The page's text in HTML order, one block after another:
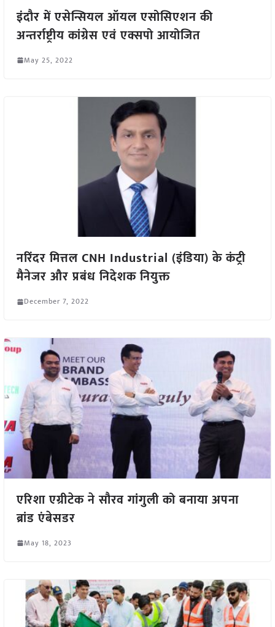
इंदौर में एसेन्सियल ऑयल एसोसिएशन की
अन्तर्राष्ट्रीय कांग्रेस एवं एक्सपो आयोजित
May 25, 2022
नरिंदर मित्तल CNH Industrial (इंडिया) के कंट्री
मैनेजर और प्रबंध निदेशक नियुक्त
December 7, 2022
एरिशा एग्रीटेक ने सौरव गांगुली को बनाया अपना
ब्रांड एंबेसडर
May 18, 2023